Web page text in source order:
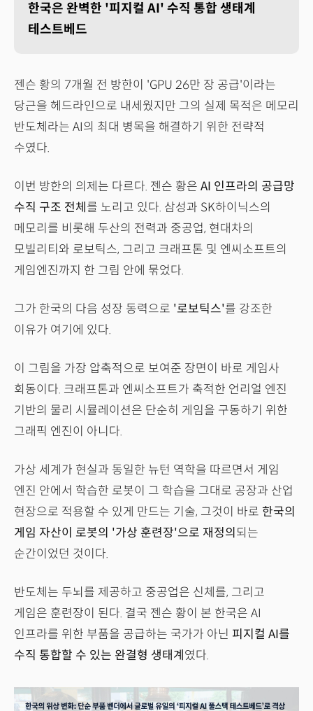
한국은 완벽한 '피지컬 AI' 수직 통합 생태계
테스트베드
젠슨 황의 7개월 전 방한이 'GPU 26만 장 공급'이라는
당근을 헤드라인으로 내세웠지만 그의 실제 목적은 메모리
반도체라는 AI의 최대 병목을 해결하기 위한 전략적
수였다.
이번 방한의 의제는 다르다. 젠슨 황은 AI 인프라의 공급망
수직 구조 전체 를 노리고 있다. 삼성과 SK하이닉스의
메모리를 비롯해 두산의 전력과 중공업, 현대차의
모빌리티와 로보틱스, 그리고 크래프톤 및 엔씨소프트의
게임엔진까지 한 그림 안에 묶었다.
그가 한국의 다음 성장 동력으로 '로보틱스'를 강조한
이유가 여기에 있다.
이 그림을 가장 압축적으로 보여준 장면이 바로 게임사
회동이다. 크래프톤과 엔씨소프트가 축적한 언리얼 엔진
기반의 물리 시뮬레이션은 단순히 게임을 구동하기 위한
그래픽 엔진이 아니다.
가상 세계가 현실과 동일한 뉴턴 역학을 따르면서 게임
엔진 안에서 학습한 로봇이 그 학습을 그대로 공장과 산업
현장으로 적용할 수 있게 만드는 기술, 그것이 바로 한국의
게임 자산이 로봇의 '가상 훈련장'으로 재정의 되는
순간이었던 것이다.
반도체는 두뇌를 제공하고 중공업은 신체를, 그리고
게임은 훈련장이 된다. 결국 젠슨 황이 본 한국은 AI
인프라를 위한 부품을 공급하는 국가가 아닌 피지컬 AI를
수직 통합할 수 있는 완결형 생태계 였다.